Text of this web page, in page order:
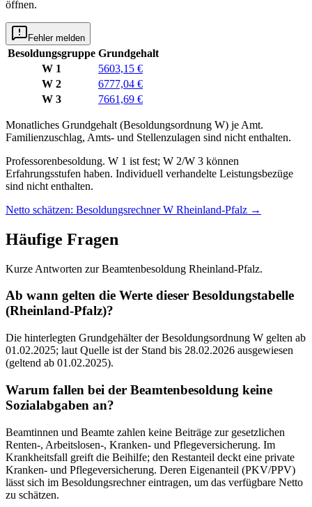
öffnen.
Fehler melden
Besoldungsgruppe Grundgehalt
W 1
5603,15 €
W 2
6777,04 €
W 3
7661,69 €
Monatliches Grundgehalt (Besoldungsordnung W) je Amt.
Familienzuschlag, Amts- und Stellenzulagen sind nicht enthalten.
Professorenbesoldung. W 1 ist fest; W 2/W 3 können
Erfahrungsstufen haben. Individuell verhandelte Leistungsbezüge
sind nicht enthalten.
Netto schätzen: Besoldungsrechner W Rheinland-Pfalz →
Häufige Fragen
Kurze Antworten zur Beamtenbesoldung Rheinland-Pfalz.
Ab wann gelten die Werte dieser Besoldungstabelle
(Rheinland-Pfalz)?
Die hinterlegten Grundgehälter der Besoldungsordnung W gelten ab
01.02.2025; laut Quelle ist der Stand bis 28.02.2026 ausgewiesen
(geltend ab 01.02.2025).
Warum fallen bei der Beamtenbesoldung keine
Sozialabgaben an?
Beamtinnen und Beamte zahlen keine Beiträge zur gesetzlichen
Renten-, Arbeitslosen-, Kranken- und Pflegeversicherung. Im
Krankheitsfall greift die Beihilfe; den Restanteil deckt eine private
Kranken- und Pflegeversicherung. Deren Eigenanteil (PKV/PPV)
lässt sich im Besoldungsrechner eintragen, um das verfügbare Netto
zu schätzen.